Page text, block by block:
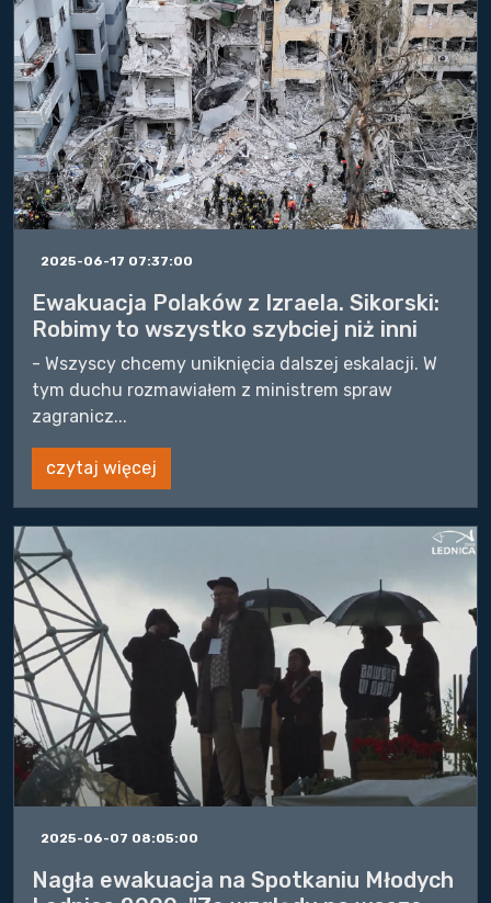
2025-06-17 07:37:00
Ewakuacja Polaków z Izraela. Sikorski:
Robimy to wszystko szybciej niż inni
- Wszyscy chcemy uniknięcia dalszej eskalacji. W
tym duchu rozmawiałem z ministrem spraw
zagranicz...
czytaj więcej
2025-06-07 08:05:00
Nagła ewakuacja na Spotkaniu Młodych